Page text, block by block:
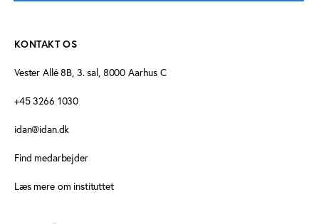
KONTAKT OS
Vester Allé 8B, 3. sal, 8000 Aarhus C
+45 3266 1030
idan@idan.dk
Find medarbejder
Læs mere om instituttet